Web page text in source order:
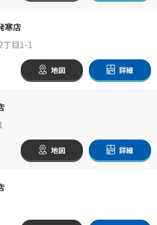
寒店
目1-1
地図 詳細
地図 詳細